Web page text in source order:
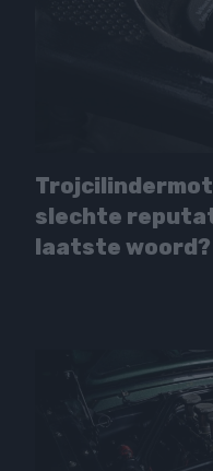
slechte
laatste woord?